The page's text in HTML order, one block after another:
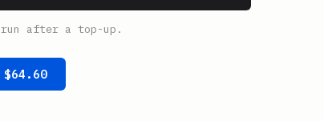
after a top-up.